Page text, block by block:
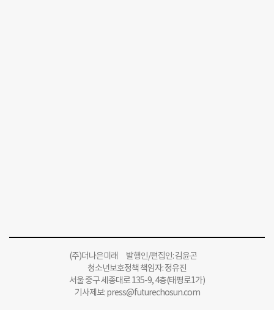
(주)더나은미래 발행인/편집인: 김윤곤
청소년보호정책 책임자: 정유진
서울 중구 세종대로 135-9, 4층(태평로1가)
기사제보:press@futurechosun.com